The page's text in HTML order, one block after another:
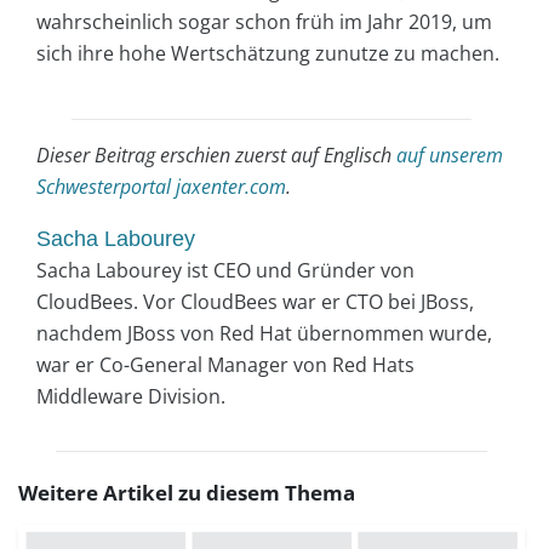
wahrscheinlich sogar schon früh im Jahr 2019, um
sich ihre hohe Wertschätzung zunutze zu machen.
Dieser Beitrag erschien zuerst auf Englischauf unserem
Schwesterportal jaxenter.com.
Sacha Labourey
Sacha Labourey ist CEO und Gründer von
CloudBees. Vor CloudBees war er CTO bei JBoss,
nachdem JBoss von Red Hat übernommen wurde,
war er Co-General Manager von Red Hats
Middleware Division.
Weitere Artikel zu diesem Thema